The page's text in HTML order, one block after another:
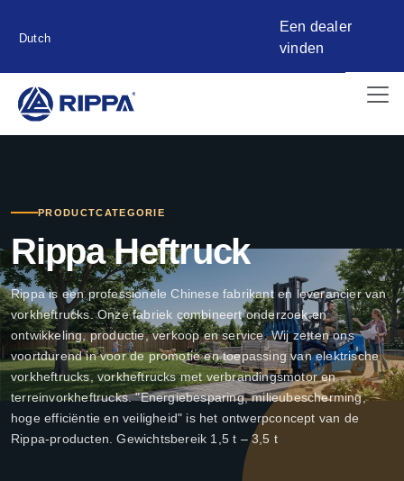
Dutch
Een dealer
vinden
PRODUCTCATEGORIE
Rippa Heftruck
Rippa is een professionele Chinese fabrikant en leverancier van
vorkheftrucks. Onze fabriek combineert onderzoek en
ontwikkeling, productie, verkoop en service. Wij zetten ons
voortdurend in voor de promotie en toepassing van elektrische
vorkheftrucks, vorkheftrucks met verbrandingsmotor en
terreinvorkheftrucks. "Energiebesparing, milieubescherming,
hoge efficiëntie en veiligheid" is het ontwerpconcept van de
Rippa-producten. Gewichtsbereik 1,5 t – 3,5 t